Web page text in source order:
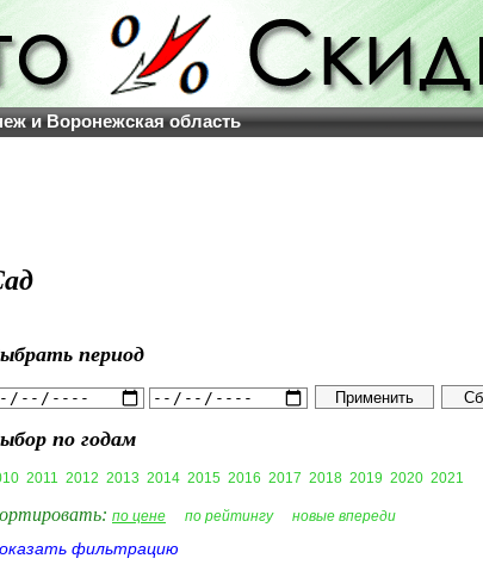
и Воронежская область
период
по годам
2011 2012 2013 2014 2015 2016 2017 2018 2019 2020 2021
по цене по рейтингу новые впереди
фильтрацию